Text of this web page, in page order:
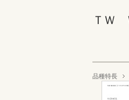
ＴＷ
品種特長